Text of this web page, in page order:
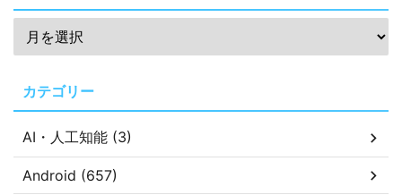
カテゴリー
AI・人工知能 (3)
Android (657)